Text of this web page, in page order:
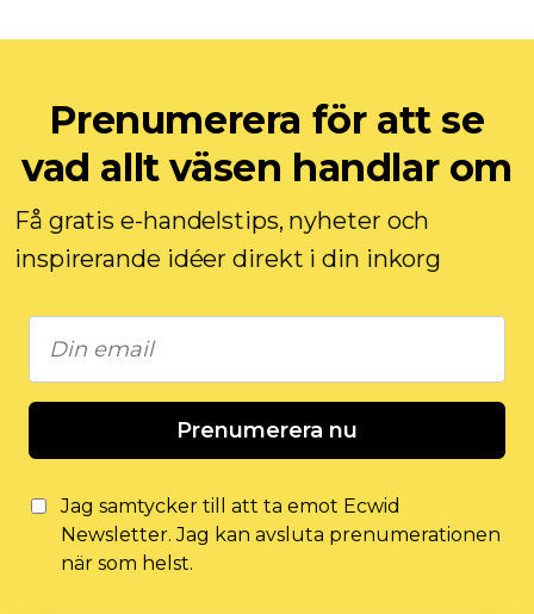
Prenumerera för att se
vad allt väsen handlar om
Få gratis e-handelstips, nyheter och
inspirerande idéer direkt i din inkorg
Prenumerera nu
Jag samtycker till att ta emot Ecwid
Newsletter. Jag kan avsluta prenumerationen
när som helst.